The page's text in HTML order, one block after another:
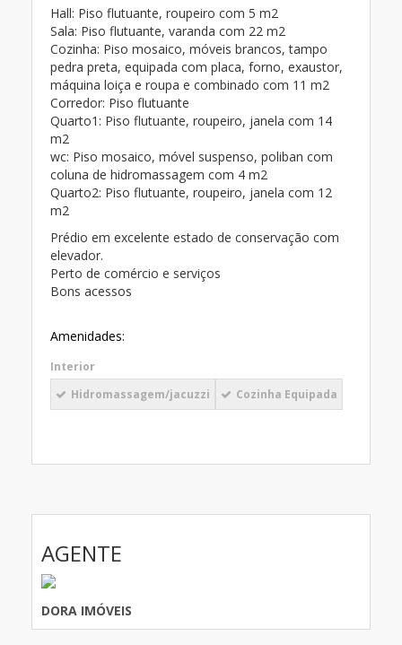
Hall: Piso flutuante, roupeiro com 5 m2
Sala: Piso flutuante, varanda com 22 m2
Cozinha: Piso mosaico, móveis brancos, tampo
pedra preta, equipada com placa, forno, exaustor,
máquina loiça e roupa e combinado com 11 m2
Corredor: Piso flutuante
Quarto1: Piso flutuante, roupeiro, janela com 14
m2
wc: Piso mosaico, móvel suspenso, poliban com
coluna de hidromassagem com 4 m2
Quarto2: Piso flutuante, roupeiro, janela com 12
m2
Prédio em excelente estado de conservação com
elevador.
Perto de comércio e serviços
Bons acessos
Amenidades:
Interior
Hidromassagem/jacuzzi
Cozinha Equipada
AGENTE
DORA IMÓVEIS